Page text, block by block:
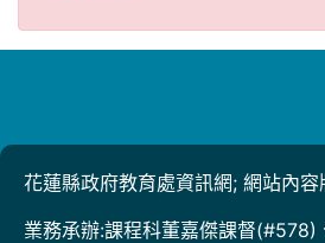
花蓮縣政府教育處資訊網; 網站內容
業務承辦:課程科董嘉傑課督(#578)